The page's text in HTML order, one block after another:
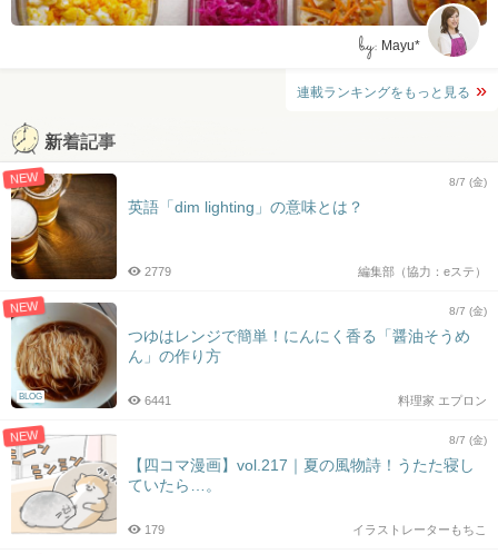
by: Mayu*
連載ランキングをもっと見る
新着記事
NEW 8/7 (金)
英語「dim lighting」の意味とは？
編集部（協力：eステ）
2779
NEW
BLOG
8/7 (金)
つゆはレンジで簡単！にんにく香る「醤油そうめ
ん」の作り方
料理家 エプロン
6441
NEW 8/7 (金)
【四コマ漫画】vol.217｜夏の風物詩！うたた寝し
ていたら…。
イラストレーターもちこ
179